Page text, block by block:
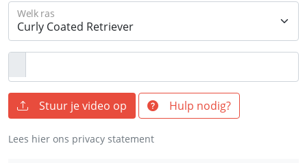
Welk ras
Stuur je video op Hulp nodig?
Lees hier ons privacy statement